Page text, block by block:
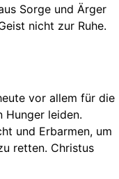
Sorge und Ärger
nicht zur Ruhe.
vor allem für die
Hunger leiden.
und Erbarmen, um
retten. Christus